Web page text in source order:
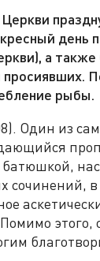
день
а
рыбы.
Один из
сочинений,